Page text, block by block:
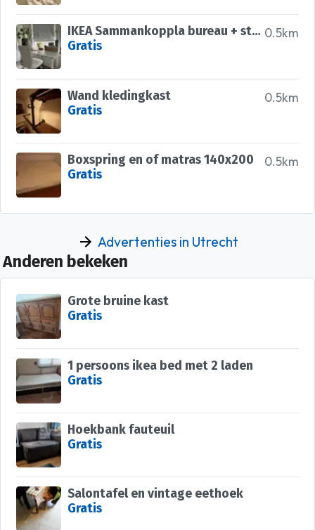
0.5km
IKEA Sammankoppla bureau + stoel en lamp
Gratis
0.5km
Wand kledingkast
Gratis
0.5km
Boxspring en of matras 140x200
Gratis
Advertenties in Utrecht
Anderen bekeken
Grote bruine kast
Gratis
1 persoons ikea bed met 2 laden
Gratis
Hoekbank fauteuil
Gratis
Salontafel en vintage eethoek
Gratis